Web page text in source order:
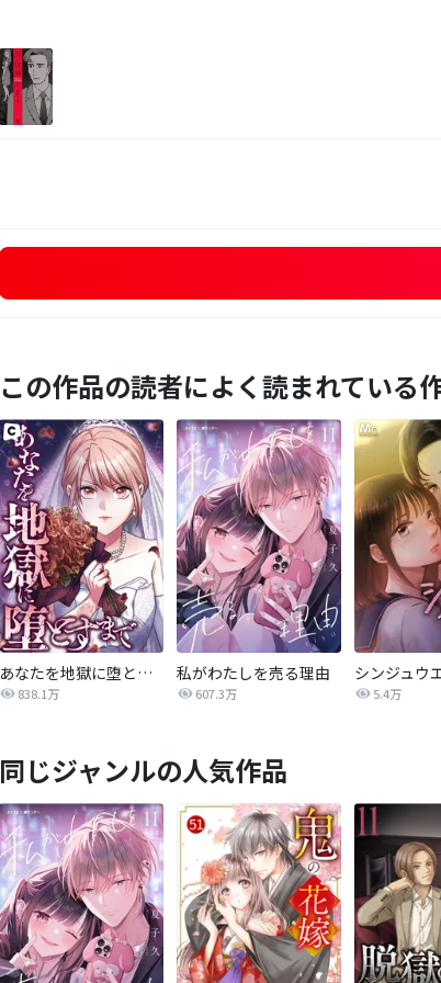
この作品の読者によく読まれている
あなたを地獄に堕とすまで
838.1万
私がわたしを売る理由
607.3万 5.4万
同じジャンルの人気作品